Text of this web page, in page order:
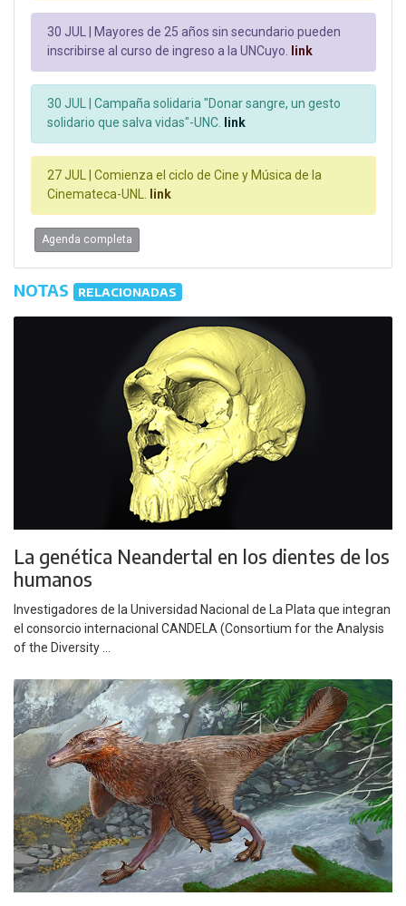
30 JUL |
Mayores de 25 años sin secundario pueden
inscribirse al curso de ingreso a la UNCuyo. link
30 JUL | Campaña solidaria "Donar sangre, un gesto
solidario que salva vidas"-UNC. link
27 JUL | Comienza el ciclo de Cine y Música de la
Cinemateca-UNL. link
Agenda completa
NOTAS RELACIONADAS
La genética Neandertal en los dientes de los
humanos
Investigadores de la Universidad Nacional de La Plata que integran
el consorcio internacional CANDELA (Consortium for the Analysis
of the Diversity ...